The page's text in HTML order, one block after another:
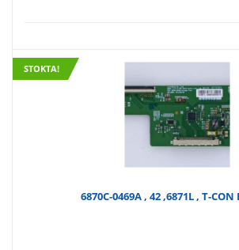
STOKTA!
6870C-0469A , 42 ,6871L , T-CON